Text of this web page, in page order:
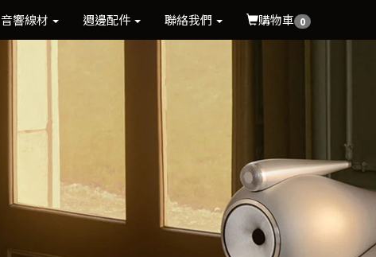
音響線材 週邊配件 聯絡我們 購物車 0